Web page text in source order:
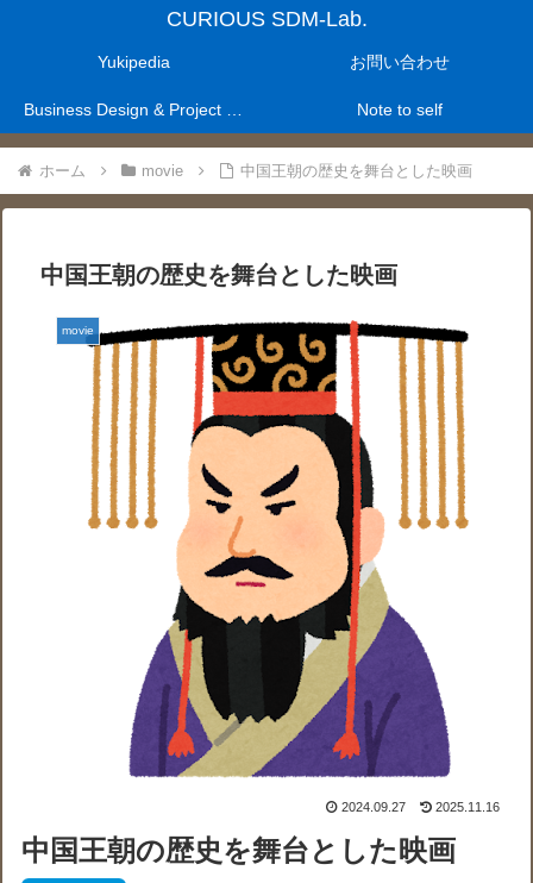
CURIOUS SDM-Lab.
Yukipedia お問い合わせ
Business Design & Project Management Laboratry
Note to self
ホーム movie 中国王朝の歴史を舞台とした映画
中国王朝の歴史を舞台とした映画
movie
2024.09.27 2025.11.16
中国王朝の歴史を舞台とした映画